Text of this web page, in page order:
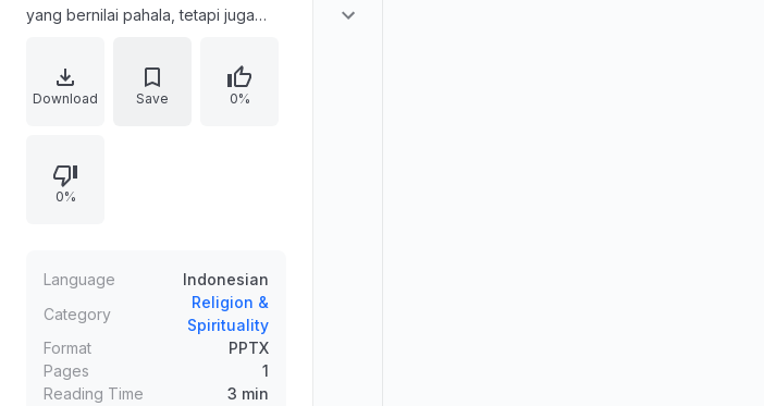
yang bernilai pahala, tetapi juga
yang mencakup hukum halal-haram,
tata kelola dunia, hingga solusi
yang hanya menguntungkan
segelintir elit dan mendesain
Mengabaikan hukum Allah yang
diturunkan dianggap sebagai
kezaliman sistemik.
Download Save 0%
0%
Language
Indonesian
Category
Religion &
Spirituality
Format
PPTX
Pages
1
Reading Time
3 min